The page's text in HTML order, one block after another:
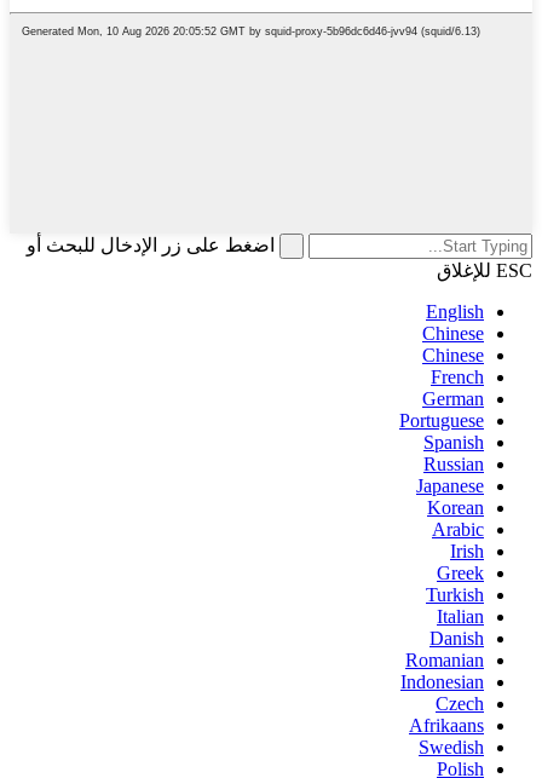
اضغط على زر الإدخال للبحث أو
ESC للإغلاق
English
Chinese
Chinese
French
German
Portuguese
Spanish
Russian
Japanese
Korean
Arabic
Irish
Greek
Turkish
Italian
Danish
Romanian
Indonesian
Czech
Afrikaans
Swedish
Polish